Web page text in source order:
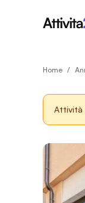
Home /
Attività